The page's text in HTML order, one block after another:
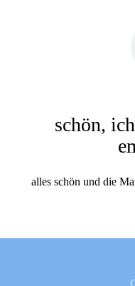
schön,
alles schön und die